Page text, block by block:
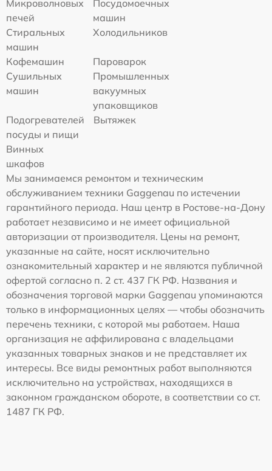
Микроволновых
печей
Посудомоечных
машин
Стиральных
машин
Холодильников
Кофемашин
Пароварок
Сушильных
машин
Промышленных
вакуумных
упаковщиков
Подогревателей
посуды и пищи
Вытяжек
Винных
шкафов
Мы занимаемся ремонтом и техническим
обслуживанием техники Gaggenau по истечении
гарантийного периода. Наш центр в Ростове-на-Дону
работает независимо и не имеет официальной
авторизации от производителя. Цены на ремонт,
указанные на сайте, носят исключительно
ознакомительный характер и не являются публичной
офертой согласно п. 2 ст. 437 ГК РФ. Названия и
обозначения торговой марки Gaggenau упоминаются
только в информационных целях — чтобы обозначить
перечень техники, с которой мы работаем. Наша
организация не аффилирована с владельцами
указанных товарных знаков и не представляет их
интересы. Все виды ремонтных работ выполняются
исключительно на устройствах, находящихся в
законном гражданском обороте, в соответствии со ст.
1487 ГК РФ.